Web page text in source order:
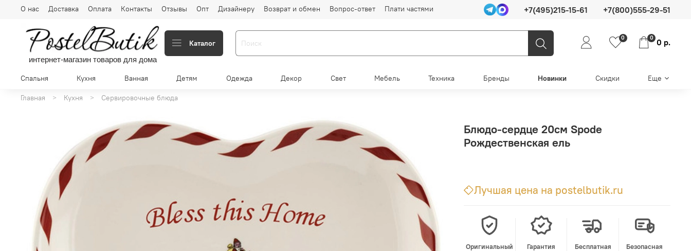
О нас Доставка Оплата Контакты Отзывы Опт Дизайнеру Возврат и обмен Вопрос-ответ Плати частями +7(495)215-15-61 +7(800)555-29-51
интернет-магазин товаров для дома
Каталог
0 0 0 р.
Спальня Кухня Ванная Детям Одежда Декор Свет Мебель Техника Бренды Новинки Скидки Еще
Главная Кухня Сервировочные блюда
Блюдо-сердце 20см Spode
Рождественская ель
Лучшая цена на postelbutik.ru
Оригинальный
Гарантия
Бесплатная
Безопасная